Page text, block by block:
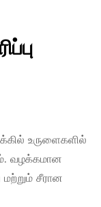
உருளைகளில்
வழக்கமான
சீரான